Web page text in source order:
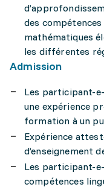
des
mathématiques
les différentes
Admission
Les participant-
une expérience
formation à un
Expérience
d’enseignement
Les participant-
compétences